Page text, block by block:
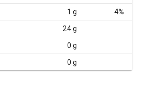
1 g 4%
24 g
0 g
0 g